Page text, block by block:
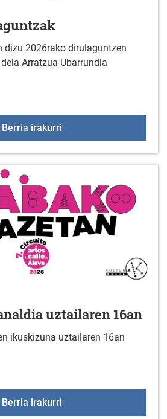
dizu 2026rako dirulaguntzen
Arratzua-Ubarrundia
Berria irakurri
uztailaren 16an
ikuskizuna uztailaren 16an
Berria irakurri